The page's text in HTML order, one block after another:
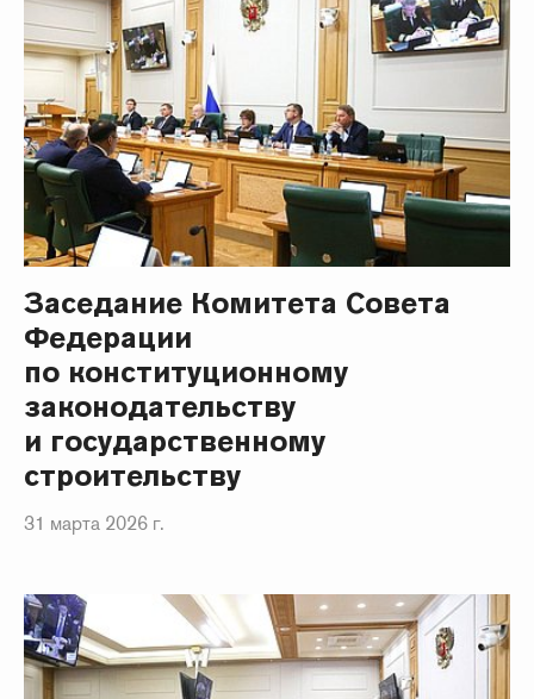
Заседание Комитета Совета
Федерации
по конституционному
законодательству
и государственному
строительству
31 марта 2026 г.